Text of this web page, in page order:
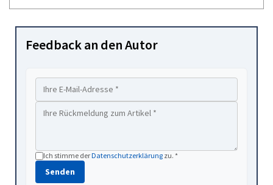
Feedback an den Autor
Ich stimme derDatenschutzerklärung zu. *
Senden